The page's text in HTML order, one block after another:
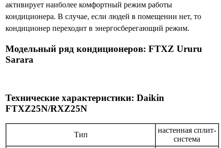
активирует наиболее комфортный режим работы
кондиционера. В случае, если людей в помещении нет, то
кондиционер переходит в энергосберегающий режим.
Модельный ряд кондиционеров: FTXZ Ururu
Sarara
Технические характеристики: Daikin
FTXZ25N/RXZ25N
Тип
настенная сплит-
система